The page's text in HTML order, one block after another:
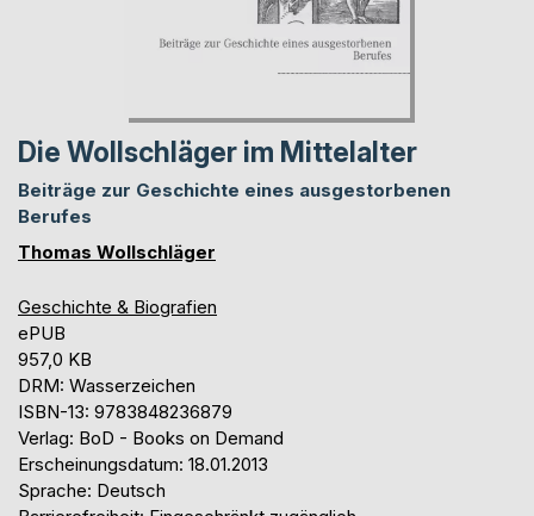
Die Wollschläger im Mittelalter
Beiträge zur Geschichte eines ausgestorbenen
Berufes
Thomas Wollschläger
Geschichte & Biografien
ePUB
957,0 KB
DRM: Wasserzeichen
ISBN-13: 9783848236879
Verlag: BoD - Books on Demand
Erscheinungsdatum: 18.01.2013
Sprache: Deutsch